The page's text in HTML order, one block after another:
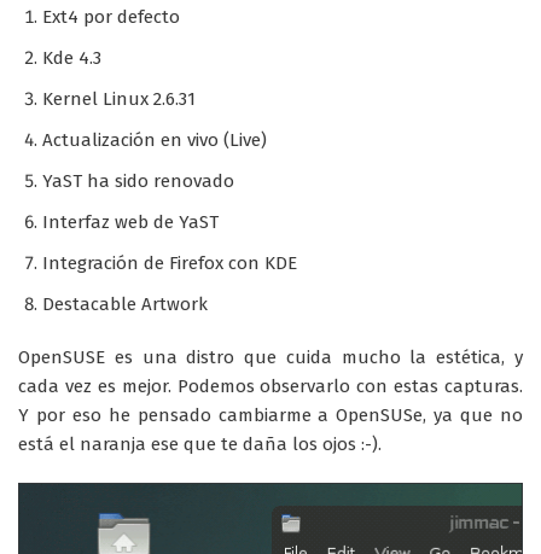
Política de protección de datos
Ext4 por defecto
Kde 4.3
Kernel Linux 2.6.31
Actualización en vivo (Live)
YaST ha sido renovado
Interfaz web de YaST
Integración de Firefox con KDE
Destacable Artwork
OpenSUSE es una distro que cuida mucho la estética, y
cada vez es mejor. Podemos observarlo con estas capturas.
Y por eso he pensado cambiarme a OpenSUSe, ya que no
está el naranja ese que te daña los ojos :-).